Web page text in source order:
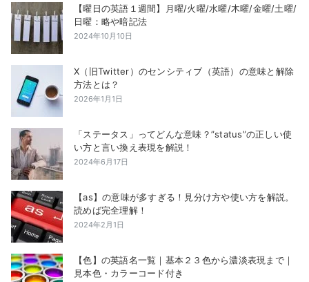
【曜日の英語１週間】月曜/火曜/水曜/木曜/金曜/土曜/
日曜：略や暗記法
2024年10月10日
X（旧Twitter）のセンシティブ（英語）の意味と解除
方法とは？
2026年1月1日
「ステータス」ってどんな意味？”status”の正しい使
い方と言い換え表現を解説！
2024年6月17日
【as】の意味が多すぎる！見分け方や使い方を解説。
読めば完全理解！
2024年2月1日
【色】の英語名一覧｜基本２３色から濃淡表現まで｜
見本色・カラーコード付き